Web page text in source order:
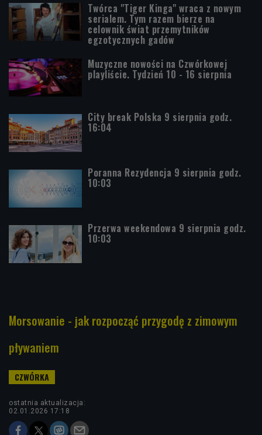
Twórca "Tiger Kinga" wraca z nowym
serialem. Tym razem bierze na
celownik świat przemytników
egzotycznych gadów
Muzyczne nowości na Czwórkowej
playliście. Tydzień 10 - 16 sierpnia
City break Polska 9 sierpnia godz.
16:04
Poranna Rezydencja 9 sierpnia godz.
10:03
Przerwa weekendowa 9 sierpnia godz.
10:03
Morsowanie - jak rozpocząć przygodę z zimowym
pływaniem
ostatnia aktualizacja:
02.01.2026 17:18